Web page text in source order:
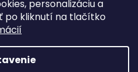
personalizáciu a
po kliknutí na tlačítko